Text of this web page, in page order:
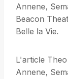
Annene,
Beacon
Belle la Vie.
L'article
Annene,